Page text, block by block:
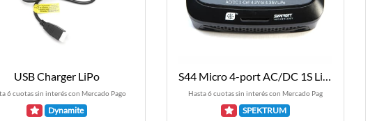
USB Charger LiPo
6 cuotas sin interés con Mercado Pago
Dynamite
S44 Micro 4-port AC/DC 1S LiPo Smart Charger
Hasta 6 cuotas sin interés con Mercado Pag
SPEKTRUM